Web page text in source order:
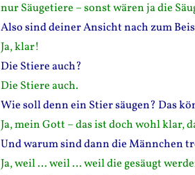
nur Säugetiere – sonst wären ja die
Also sind deiner Ansicht nach zum
Ja, klar!
Die Stiere auch?
Die Stiere auch.
Wie soll denn ein Stier säugen? Das
Ja, mein Gott – das ist doch wohl klar,
Und warum sind dann die Männchen
Ja, weil … weil … weil die gesäugt